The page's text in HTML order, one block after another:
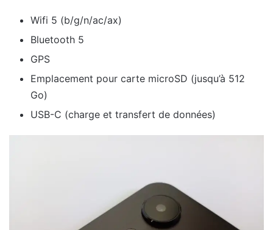
Wifi 5 (b/g/n/ac/ax)
Bluetooth 5
GPS
Emplacement pour carte microSD (jusqu’à 512
Go)
USB-C (charge et transfert de données)